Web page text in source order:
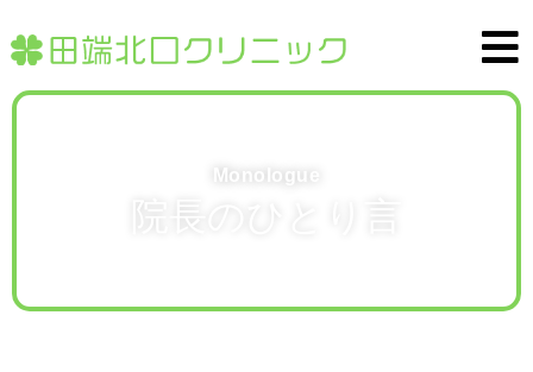
Monologue
院長のひとり言